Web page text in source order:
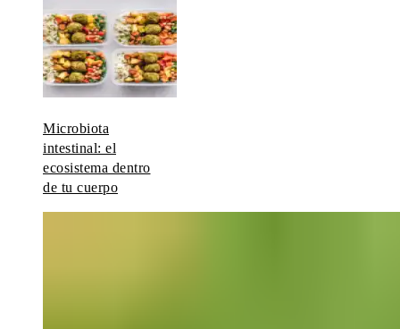
Microbiota
intestinal: el
ecosistema dentro
de tu cuerpo